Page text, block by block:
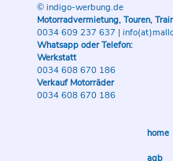
© indigo-werbung.de
Motorradvermietung, Touren,
0034 609 237 637 |
Whatsapp oder Telefon:
Werkstatt
0034 608 670 186
Verkauf Motorräder
0034 608 670 186
home
agb